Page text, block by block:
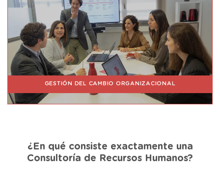
GESTIÓN DEL CAMBIO ORGANIZACIONAL
¿En qué consiste exactamente una
Consultoría de Recursos Humanos?